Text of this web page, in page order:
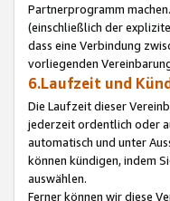
Partnerprogramm
(einschließlich der
dass eine Verbindung
vorliegenden
6.Laufzeit und
Die Laufzeit dieser
jederzeit ordentlich oder
automatisch und unter
können kündigen, indem
auswählen.
Ferner können wir diese